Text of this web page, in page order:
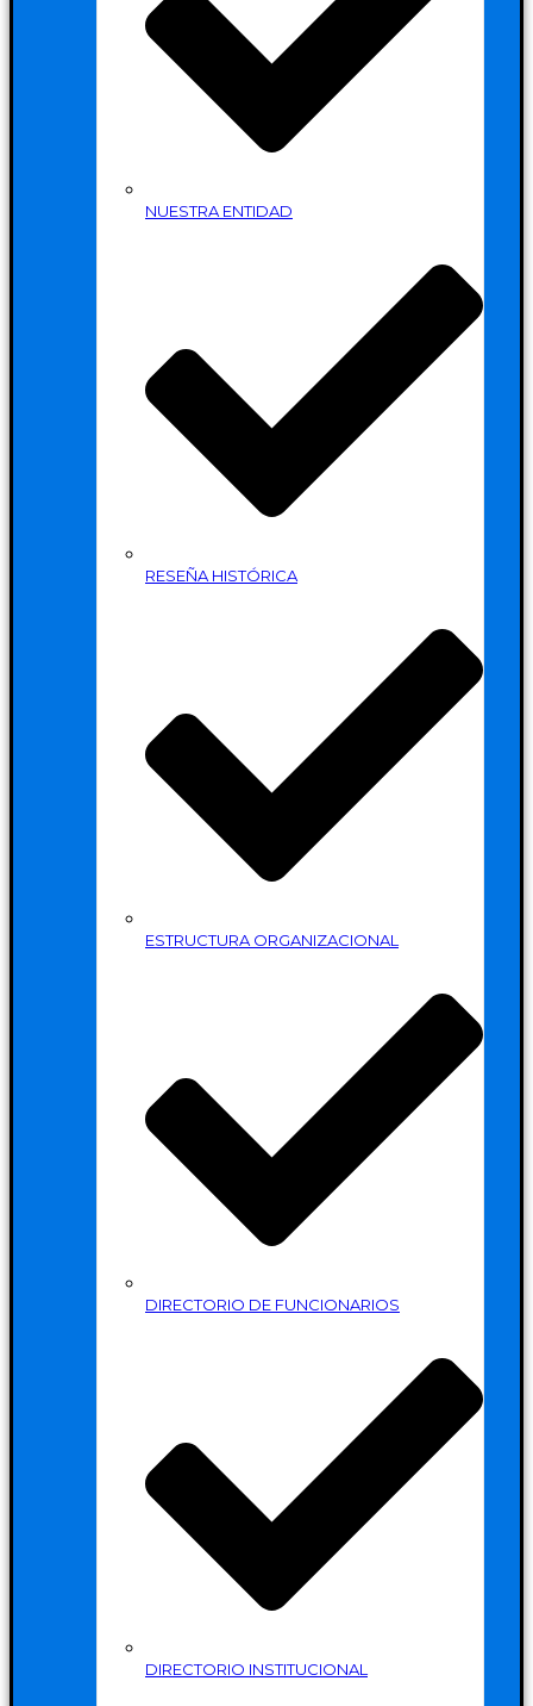
NUESTRA ENTIDAD
RESEÑA HISTÓRICA
ESTRUCTURA ORGANIZACIONAL
DIRECTORIO DE FUNCIONARIOS
DIRECTORIO INSTITUCIONAL